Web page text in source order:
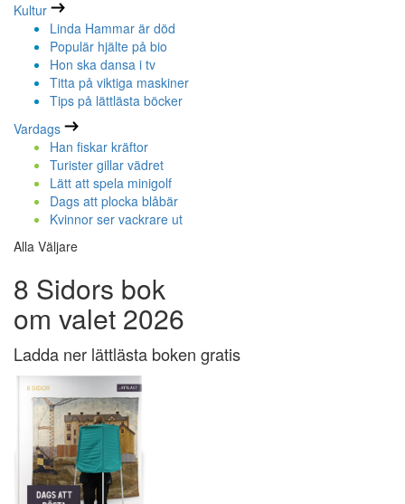
Kultur
Linda Hammar är död
Populär hjälte på bio
Hon ska dansa i tv
Titta på viktiga maskiner
Tips på lättlästa böcker
Vardags
Han fiskar kräftor
Turister gillar vädret
Lätt att spela minigolf
Dags att plocka blåbär
Kvinnor ser vackrare ut
Alla Väljare
8 Sidors bok
om valet 2026
Ladda ner lättlästa boken gratis